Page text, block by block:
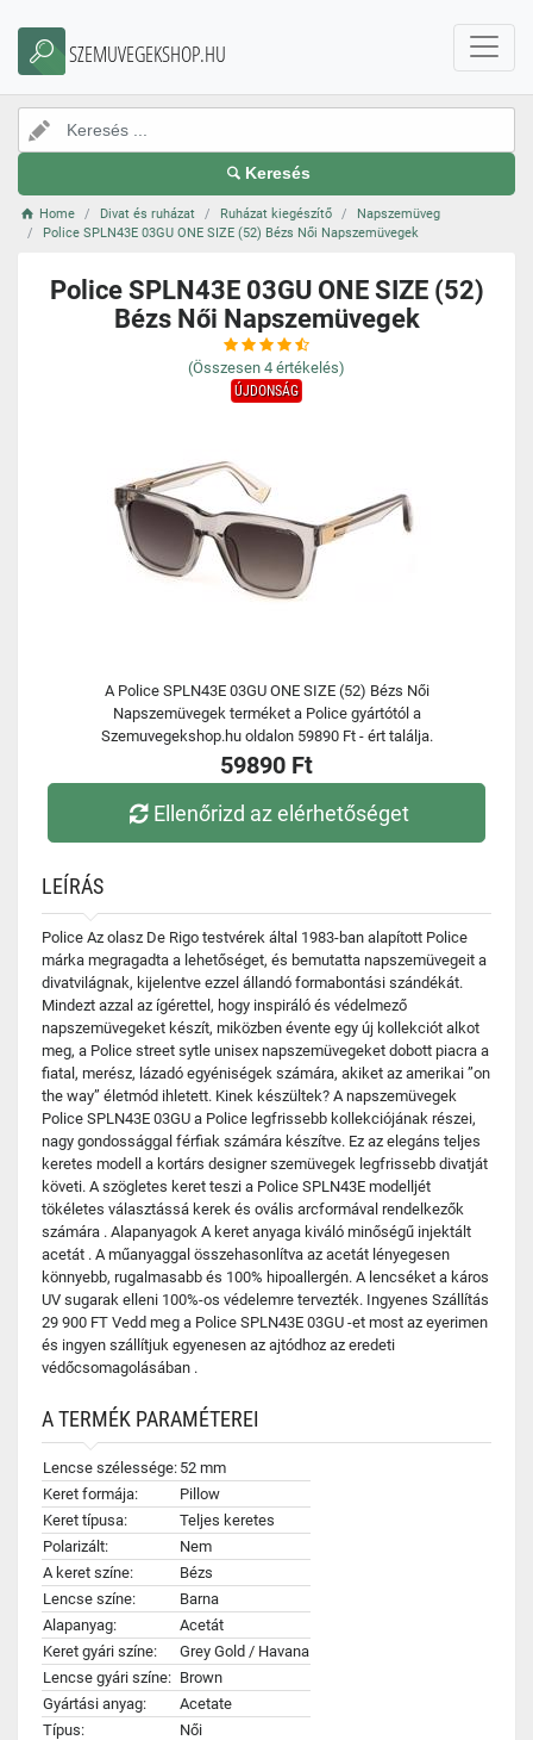
SZEMUVEGEKSHOP.HU
Keresés
Home Divat és ruházat Ruházat kiegészítő
Napszemüveg
Police SPLN43E 03GU ONE SIZE (52) Bézs Női Napszemüvegek
Police SPLN43E 03GU ONE SIZE (52)
Bézs Női Napszemüvegek
(Összesen 4 értékelés)
ÚJDONSÁG
A Police SPLN43E 03GU ONE SIZE (52) Bézs Női
Napszemüvegek terméket a Police gyártótól a
Szemuvegekshop.hu oldalon 59890 Ft - ért találja.
59890 Ft
Ellenőrizd az elérhetőséget
LEÍRÁS
Police Az olasz De Rigo testvérek által 1983-ban alapított Police
márka megragadta a lehetőséget, és bemutatta napszemüvegeit a
divatvilágnak, kijelentve ezzel állandó formabontási szándékát.
Mindezt azzal az ígérettel, hogy inspiráló és védelmező
napszemüvegeket készít, miközben évente egy új kollekciót alkot
meg, a Police street sytle unisex napszemüvegeket dobott piacra a
fiatal, merész, lázadó egyéniségek számára, akiket az amerikai ”on
the way” életmód ihletett. Kinek készültek? A napszemüvegek
Police SPLN43E 03GU a Police legfrissebb kollekciójának részei,
nagy gondossággal férfiak számára készítve. Ez az elegáns teljes
keretes modell a kortárs designer szemüvegek legfrissebb divatját
követi. A szögletes keret teszi a Police SPLN43E modelljét
tökéletes választássá kerek és ovális arcformával rendelkezők
számára . Alapanyagok A keret anyaga kiváló minőségű injektált
acetát . A műanyaggal összehasonlítva az acetát lényegesen
könnyebb, rugalmasabb és 100% hipoallergén. A lencséket a káros
UV sugarak elleni 100%-os védelemre tervezték. Ingyenes Szállítás
29 900 FT Vedd meg a Police SPLN43E 03GU -et most az eyerimen
és ingyen szállítjuk egyenesen az ajtódhoz az eredeti
védőcsomagolásában .
A TERMÉK PARAMÉTEREI
Lencse szélessége: 52 mm
Keret formája:
Pillow
Keret típusa:
Teljes keretes
Polarizált:
Nem
A keret színe:
Bézs
Lencse színe:
Barna
Alapanyag:
Acetát
Keret gyári színe:
Grey Gold / Havana
Lencse gyári színe: Brown
Gyártási anyag:
Acetate
Típus:
Női